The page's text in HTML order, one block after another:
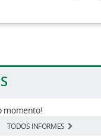
momento!
TODOS INFORMES